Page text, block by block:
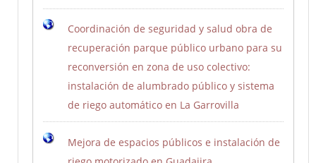
Coordinación de seguridad y salud obra de
recuperación parque público urbano para su
reconversión en zona de uso colectivo:
instalación de alumbrado público y sistema
de riego automático en La Garrovilla
Mejora de espacios públicos e instalación de